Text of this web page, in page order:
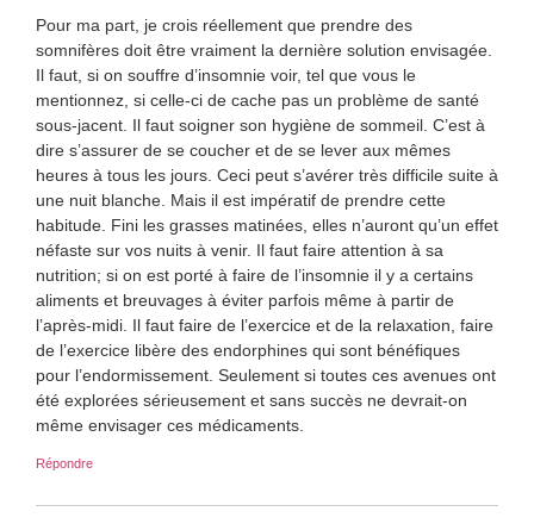
Pour ma part, je crois réellement que prendre des
somnifères doit être vraiment la dernière solution envisagée.
Il faut, si on souffre d’insomnie voir, tel que vous le
mentionnez, si celle-ci de cache pas un problème de santé
sous-jacent. Il faut soigner son hygiène de sommeil. C’est à
dire s’assurer de se coucher et de se lever aux mêmes
heures à tous les jours. Ceci peut s’avérer très difficile suite à
une nuit blanche. Mais il est impératif de prendre cette
habitude. Fini les grasses matinées, elles n’auront qu’un effet
néfaste sur vos nuits à venir. Il faut faire attention à sa
nutrition; si on est porté à faire de l’insomnie il y a certains
aliments et breuvages à éviter parfois même à partir de
l’après-midi. Il faut faire de l’exercice et de la relaxation, faire
de l’exercice libère des endorphines qui sont bénéfiques
pour l’endormissement. Seulement si toutes ces avenues ont
été explorées sérieusement et sans succès ne devrait-on
même envisager ces médicaments.
Répondre